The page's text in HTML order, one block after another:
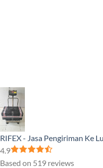
RIFEX - Jasa Pengiriman Ke
4.9
Based on 519 reviews